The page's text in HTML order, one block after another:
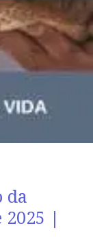
de Jesus a
de
da
|